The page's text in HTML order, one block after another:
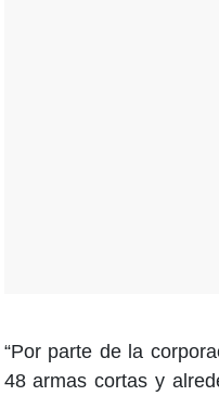
“Por parte de la
48 armas cortas y